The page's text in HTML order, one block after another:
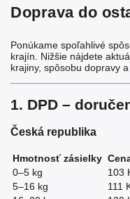
Doprava do
Ponúkame spoľahlivé
krajín. Nižšie nájdete
krajiny, spôsobu dopravy
1. DPD –
Česká republika
Hmotnosť zásielky
0–5 kg
103
5–16 kg
111